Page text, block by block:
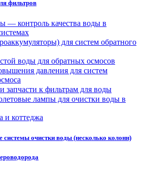
фильтров
— контроль качества воды в
для систем обратного
воды для обратных осмосов
давления для систем
запчасти к фильтрам для воды
лампы для очистки воды в
и коттеджа
системы очистки воды (несколько колонн)